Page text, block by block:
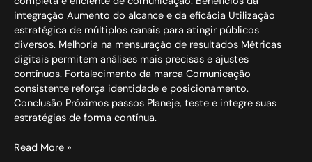
integração Aumento do alcance e da eficácia Utilização
estratégica de múltiplos canais para atingir públicos
diversos. Melhoria na mensuração de resultados Métricas
digitais permitem análises mais precisas e ajustes
contínuos. Fortalecimento da marca Comunicação
consistente reforça identidade e posicionamento.
Conclusão Próximos passos Planeje, teste e integre suas
estratégias de forma contínua.
Read More »